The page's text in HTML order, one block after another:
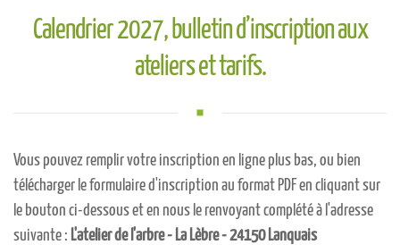
Calendrier 2027, bulletin d’inscription aux
ateliers et tarifs.
Vous pouvez remplir votre inscription en ligne plus bas, ou bien
télécharger le formulaire d'inscription au format PDF en cliquant sur
le bouton ci-dessous et en nous le renvoyant complété à l'adresse
suivante : L'atelier de l'arbre - La Lèbre - 24150 Lanquais